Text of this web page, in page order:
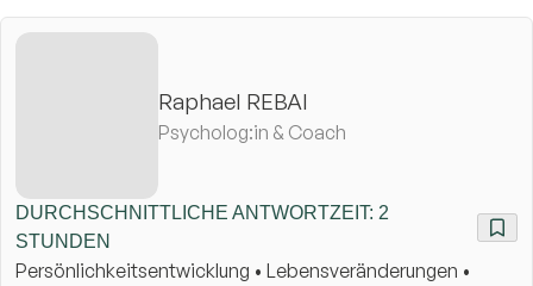
Raphael REBAI
Psycholog:in & Coach
DURCHSCHNITTLICHE ANTWORTZEIT: 2
STUNDEN
Persönlichkeitsentwicklung • Lebensveränderungen •